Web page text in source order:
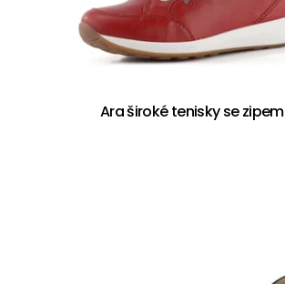
Ara široké tenisky se zipem